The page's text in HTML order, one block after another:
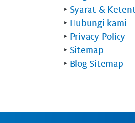
‣ Syarat &
‣ Hubungi kami
‣ Privacy Policy
‣ Sitemap
‣ Blog Sitemap